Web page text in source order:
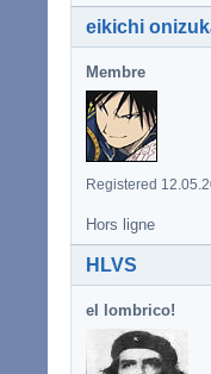
eikichi
Membre
Registered
Hors ligne
HLVS
el lombrico!